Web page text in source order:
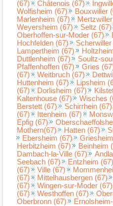
(67)
Châtenois (67)
Wolfisheim (67)
Bouxwiller
Marlenheim (67)
Weyersheim (67)
Seltz (67)
Oberhoffen-sur-Moder (67)
Hochfelden (67)
Scherwiller
Lampertheim (67)
Duttlenheim (67)
Soultz-
Pfaffenhoffen (67)
Gries
(67)
Weitbruch (67)
Huttenheim (67)
Lipsheim
(67)
Dorlisheim (67)
Kaltenhouse (67)
Wisches
Berstett (67)
Schirrhein (67)
(67)
Ittenheim (67)
Epfig (67)
Mothern(67)
Hatten (67)
Ebersheim (67)
Herbitzheim (67)
Beinheim
Dambach-la-Ville (67)
Seebach (67)
Entzheim (67)
(67)
Ville (67)
(67)
Mittelhausbergen (67)
(67)
Wingen-sur-Moder (67)
(67)
Westhoffen (67)
Oberbronn (67)